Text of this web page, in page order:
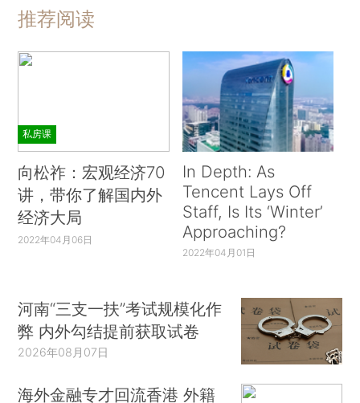
推荐阅读
私房课
向松祚：宏观经济70
讲，带你了解国内外
经济大局
2022年04月06日
In Depth: As
Tencent Lays Off
Staff, Is Its ‘Winter’
Approaching?
2022年04月01日
河南“三支一扶”考试规模化作
弊 内外勾结提前获取试卷
2026年08月07日
海外金融专才回流香港 外籍